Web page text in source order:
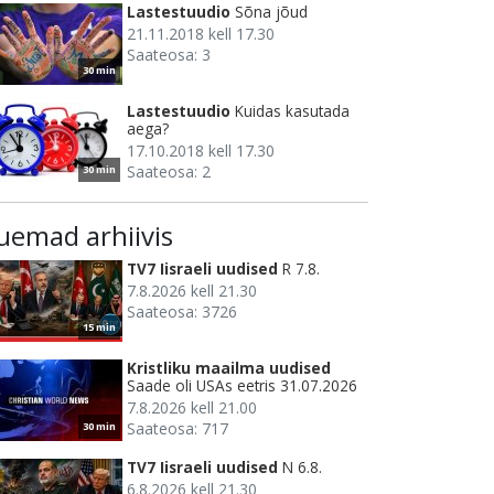
30 min
Lastestuudio Sõna jõud
21.11.2018 kell 17.30
Saateosa: 3
30 min
Lastestuudio Kuidas kasutada
aega?
17.10.2018 kell 17.30
Saateosa: 2
arhiivis
15 min
TV7 Iisraeli uudised R 7.8.
7.8.2026 kell 21.30
Saateosa: 3726
30 min
Kristliku maailma uudised
Saade oli USAs eetris 31.07.2026
7.8.2026 kell 21.00
Saateosa: 717
TV7 Iisraeli uudised N 6.8.
6.8.2026 kell 21.30